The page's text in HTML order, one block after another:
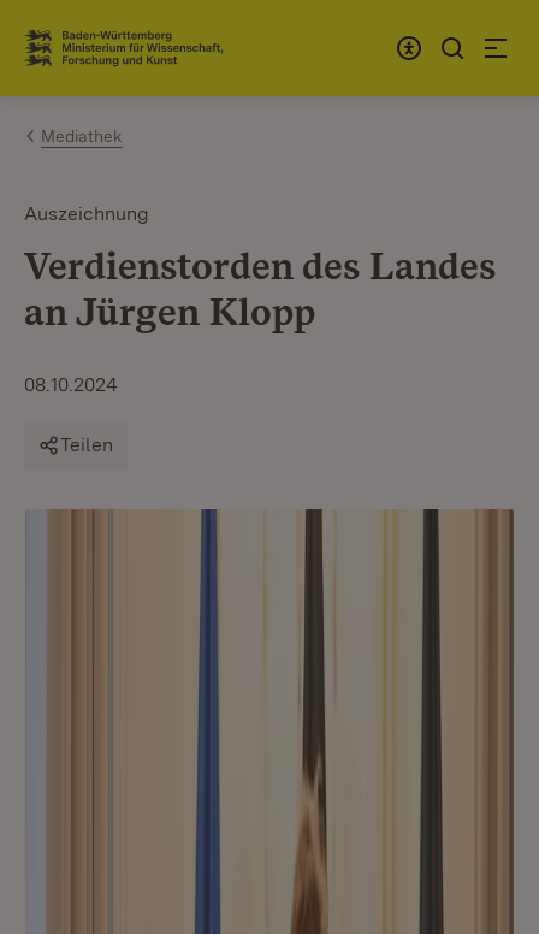
Zum Inhalt springen
Link zur Startseite
Mediathek
Auszeichnung
Verdienstorden des Landes
an Jürgen Klopp
08.10.2024
Teilen